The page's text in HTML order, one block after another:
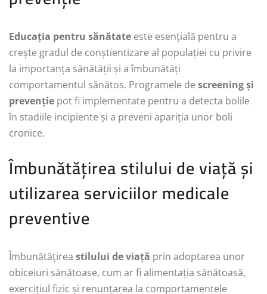
Educația pentru sănătate este esențială pentru a
crește gradul de conștientizare al populației cu privire
la importanța sănătății și a îmbunătăți
comportamentul sănătos. Programele de screening și
prevenție pot fi implementate pentru a detecta bolile
în stadiile incipiente și a preveni apariția unor boli
cronice.
Îmbunătățirea stilului de viață și
utilizarea serviciilor medicale
preventive
Îmbunătățirea stilului de viață prin adoptarea unor
obiceiuri sănătoase, cum ar fi alimentația sănătoasă,
exercițiul fizic și renunțarea la comportamentele